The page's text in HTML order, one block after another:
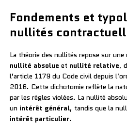
Fondements et
nullités
La théorie des nullités repose sur
nullité absolue et nullité relative,
l’article 1179 du Code civil depuis
2016. Cette dichotomie reflète la
par les règles violées. La nullité
un intérêt général, tandis que la
intérêt particulier.